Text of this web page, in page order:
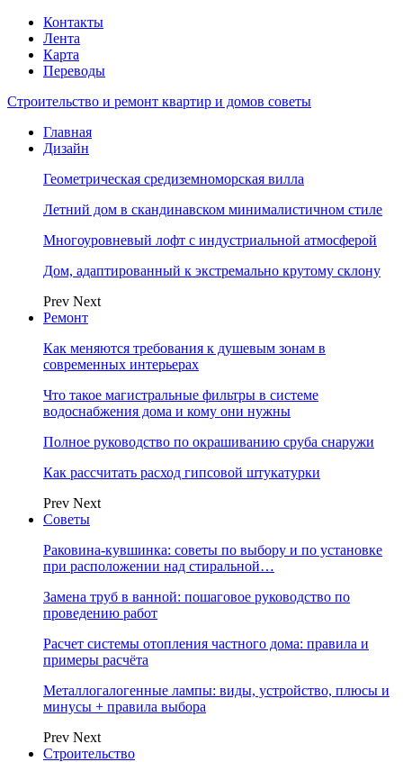
Контакты
Лента
Карта
Переводы
Строительство и ремонт квартир и домов советы
Главная
Дизайн
Геометрическая средиземноморская вилла
Летний дом в скандинавском минималистичном стиле
Многоуровневый лофт с индустриальной атмосферой
Дом, адаптированный к экстремально крутому склону
Prev Next
Ремонт
Как меняются требования к душевым зонам в
современных интерьерах
Что такое магистральные фильтры в системе
водоснабжения дома и кому они нужны
Полное руководство по окрашиванию сруба снаружи
Как рассчитать расход гипсовой штукатурки
Prev Next
Советы
Раковина-кувшинка: советы по выбору и по установке
при расположении над стиральной…
Замена труб в ванной: пошаговое руководство по
проведению работ
Расчет системы отопления частного дома: правила и
примеры расчёта
Металлогалогенные лампы: виды, устройство, плюсы и
минусы + правила выбора
Prev Next
Строительство